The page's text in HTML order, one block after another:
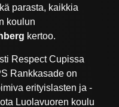
parasta, kaikkia
koulun
kertoo.
Respect Cupissa
Rankkasade on
erityislasten ja -
Luolavuoren koulu